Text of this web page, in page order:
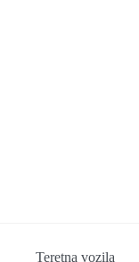
Teretna vozila